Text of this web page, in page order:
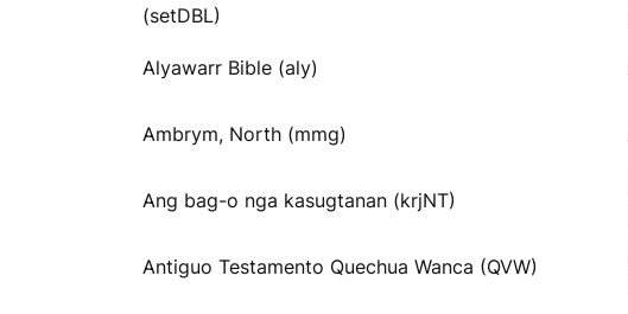
(setDBL)
Alyawarr Bible (aly)
Ambrym, North (mmg)
Ang bag-o nga kasugtanan (krjNT)
Antiguo Testamento Quechua Wanca (QVW)